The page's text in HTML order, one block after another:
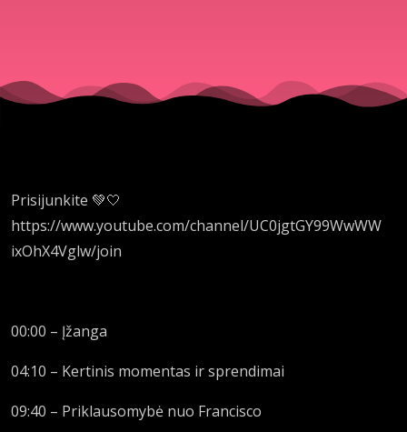
Širdyje
Prisijunkite 💚🤍
https://www.youtube.com/channel/UC0jgtGY99WwWW
ixOhX4Vglw/join
00:00 – Įžanga
04:10 – Kertinis momentas ir sprendimai
09:40 – Priklausomybė nuo Francisco